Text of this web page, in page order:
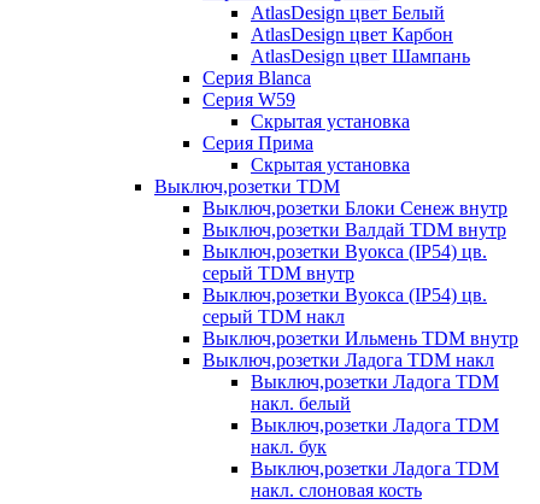
AtlasDesign цвет Белый
AtlasDesign цвет Карбон
AtlasDesign цвет Шампань
Серия Blanca
Серия W59
Скрытая установка
Серия Прима
Скрытая установка
Выключ,розетки TDM
Выключ,розетки Блоки Сенеж внутр
Выключ,розетки Валдай TDM внутр
Выключ,розетки Вуокса (IP54) цв.
серый TDM внутр
Выключ,розетки Вуокса (IP54) цв.
серый TDM накл
Выключ,розетки Ильмень TDM внутр
Выключ,розетки Ладога TDM накл
Выключ,розетки Ладога TDM
накл. белый
Выключ,розетки Ладога TDM
накл. бук
Выключ,розетки Ладога TDM
накл. слоновая кость